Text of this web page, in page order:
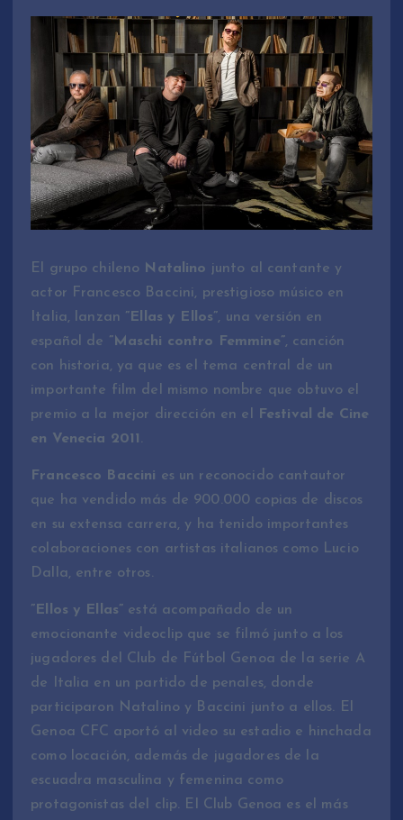
El grupo chileno Natalino junto al cantante y
actor Francesco Baccini, prestigioso músico en
Italia, lanzan ”Ellas y Ellos”, una versión en
español de ”Maschi contro Femmine”, canción
con historia, ya que es el tema central de un
importante film del mismo nombre que obtuvo el
premio a la mejor dirección en el
Festival de Cine
en Venecia 2011 .
Francesco Baccini es un reconocido cantautor
que ha vendido más de 900.000 copias de discos
en su extensa carrera, y ha tenido importantes
colaboraciones con artistas italianos como Lucio
Dalla, entre otros.
”Ellos y Ellas” está acompañado de un
emocionante videoclip que se filmó junto a los
jugadores del Club de Fútbol Genoa de la serie A
de Italia en un partido de penales, donde
participaron Natalino y Baccini junto a ellos. El
Genoa CFC aportó al video su estadio e hinchada
como locación, además de jugadores de la
escuadra masculina y femenina como
protagonistas del clip. El Club Genoa es el más